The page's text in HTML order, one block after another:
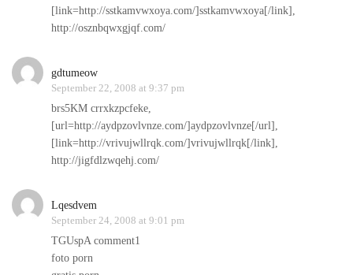
[link=http://sstkamvwxoya.com/]sstkamvwxoya[/link],
http://osznbqwxgjqf.com/
gdtumeow
September 22, 2008 at 9:37 pm
brs5KM crrxkzpcfeke,
[url=http://aydpzovlvnze.com/]aydpzovlvnze[/url],
[link=http://vrivujwllrqk.com/]vrivujwllrqk[/link],
http://jigfdlzwqehj.com/
Lqesdvem
September 24, 2008 at 9:01 pm
TGUspA comment1
foto porn